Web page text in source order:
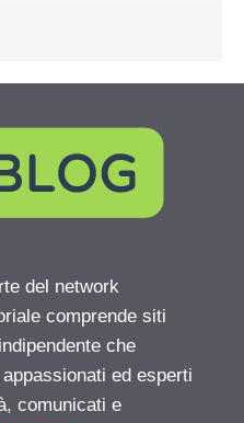
del network
comprende siti
che
ed esperti
comunicati e